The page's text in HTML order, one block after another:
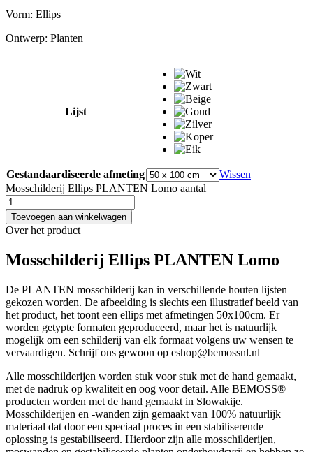
Vorm: Ellips
Ontwerp: Planten
Lijst
Gestandaardiseerde afmeting
Wissen
Mosschilderij Ellips PLANTEN Lomo aantal
Toevoegen aan winkelwagen
Over het product
Mosschilderij Ellips PLANTEN Lomo
De PLANTEN mosschilderij kan in verschillende houten lijsten
gekozen worden. De afbeelding is slechts een illustratief beeld van
het product, het toont een ellips met afmetingen 50x100cm. Er
worden getypte formaten geproduceerd, maar het is natuurlijk
mogelijk om een schilderij van elk formaat volgens uw wensen te
vervaardigen. Schrijf ons gewoon op eshop@bemossnl.nl
Alle mosschilderijen worden stuk voor stuk met de hand gemaakt,
met de nadruk op kwaliteit en oog voor detail. Alle BEMOSS®
producten worden met de hand gemaakt in Slowakije.
Mosschilderijen en -wanden zijn gemaakt van 100% natuurlijk
materiaal dat door een speciaal proces in een stabiliserende
oplossing is gestabiliseerd. Hierdoor zijn alle mosschilderijen,